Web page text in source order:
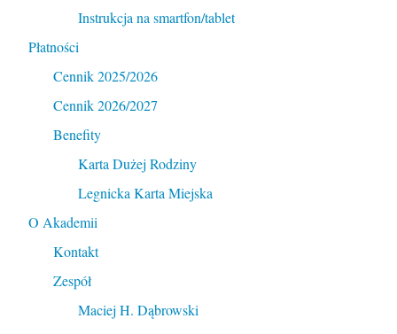
Instrukcja na smartfon/tablet
Płatności
Cennik 2025/2026
Cennik 2026/2027
Benefity
Karta Dużej Rodziny
Legnicka Karta Miejska
O Akademii
Kontakt
Zespół
Maciej H. Dąbrowski